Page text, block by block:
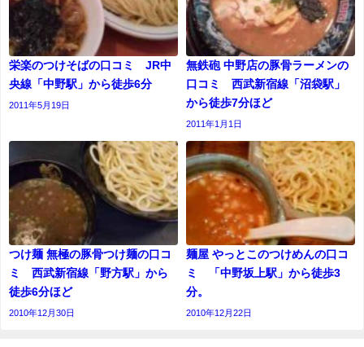
栄楽のつけそばの口コミ JR中
央線「中野駅」から徒歩6分
2011年5月19日
無鉄砲 中野店の豚骨ラーメンの
口コミ 西武新宿線「沼袋駅」
から徒歩7分ほど
2011年1月1日
つけ麺 無極の豚骨つけ麺の口コ
ミ 西武新宿線「野方駅」から
徒歩6分ほど
2010年12月30日
麺屋 やっとこのつけめんの口コ
ミ 「中野坂上駅」から徒歩3
分。
2010年12月22日